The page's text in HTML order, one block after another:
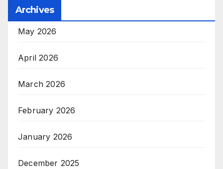
Archives
May 2026
April 2026
March 2026
February 2026
January 2026
December 2025